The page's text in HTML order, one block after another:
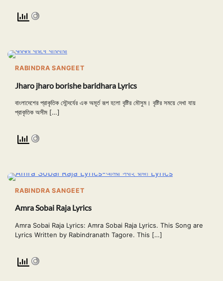
RABINDRA SANGEET
Jharo jharo borishe baridhara Lyrics
বাংলাদেশের প্রাকৃতিক সৌন্দর্যের এক অমূর্ত রূপ হলো বৃষ্টির মৌসুম। বৃষ্টির সময়ে দেখা যায়
প্রাকৃতিক অসীম […]
RABINDRA SANGEET
Amra Sobai Raja Lyrics
Amra Sobai Raja Lyrics: Amra Sobai Raja Lyrics. This Song are
Lyrics Written by Rabindranath Tagore. This […]